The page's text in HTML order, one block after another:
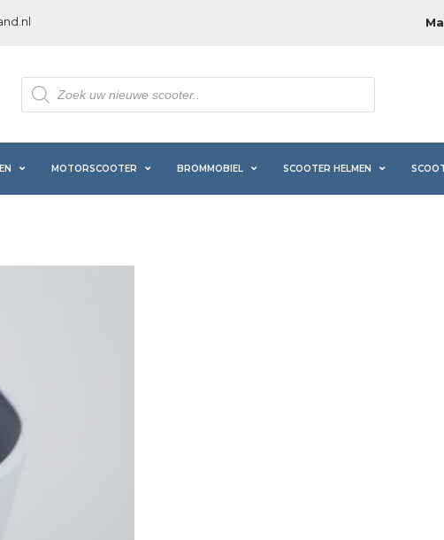
Producten
zoeken
MOTORSCOOTER BROMMOBIEL SCOOTER HELMEN